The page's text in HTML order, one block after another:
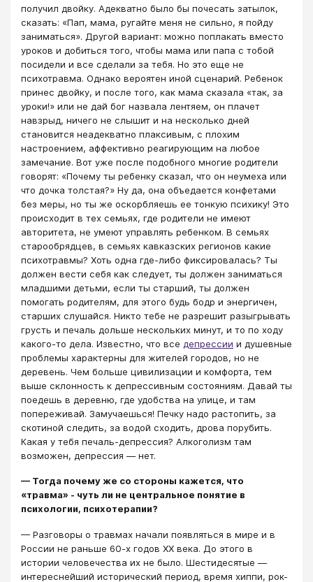
получил двойку. Адекватно было бы почесать затылок,
сказать: «Пап, мама, ругайте меня не сильно, я пойду
заниматься». Другой вариант: можно поплакать вместо
уроков и добиться того, чтобы мама или папа с тобой
посидели и все сделали за тебя. Но это еще не
психотравма. Однако вероятен иной сценарий. Ребенок
принес двойку, и после того, как мама сказала «так, за
уроки!» или не дай бог назвала лентяем, он плачет
навзрыд, ничего не слышит и на несколько дней
становится неадекватно плаксивым, с плохим
настроением, аффективно реагирующим на любое
замечание. Вот уже после подобного многие родители
говорят: «Почему ты ребенку сказал, что он неумеха или
что дочка толстая?» Ну да, она объедается конфетами
без меры, но ты же оскорбляешь ее тонкую психику! Это
происходит в тех семьях, где родители не имеют
авторитета, не умеют управлять ребенком. В семьях
старообрядцев, в семьях кавказских регионов какие
психотравмы? Хоть одна где-либо фиксировалась? Ты
должен вести себя как следует, ты должен заниматься
младшими детьми, если ты старший, ты должен
помогать родителям, для этого будь бодр и энергичен,
старших слушайся. Никто тебе не разрешит разыгрывать
грусть и печаль дольше нескольких минут, и то по ходу
какого-то дела. Известно, что все депрессии и душевные
проблемы характерны для жителей городов, но не
деревень. Чем больше цивилизации и комфорта, тем
выше склонность к депрессивным состояниям. Давай ты
поедешь в деревню, где удобства на улице, и там
попереживай. Замучаешься! Печку надо растопить, за
скотиной следить, за водой сходить, дрова порубить.
Какая у тебя печаль-депрессия? Алкоголизм там
возможен, депрессия — нет.
— Тогда почему же со стороны кажется, что
«травма» - чуть ли не центральное понятие в
психологии, психотерапии?
— Разговоры о травмах начали появляться в мире и в
России не раньше 60-х годов XX века. До этого в
истории человечества их не было. Шестидесятые —
интереснейший исторический период, время хиппи, рок-